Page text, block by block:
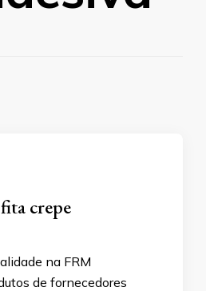
crepe
na FRM
de fornecedores